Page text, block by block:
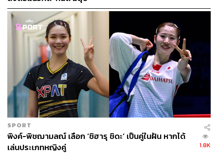
SPORT
พิงค์-พิชฌามลณ์ เลือก ‘ชิฮารุ ชิดะ’ เป็นคู่ในฝัน หากได้
เล่นประเภทหญิงคู่
1.8K